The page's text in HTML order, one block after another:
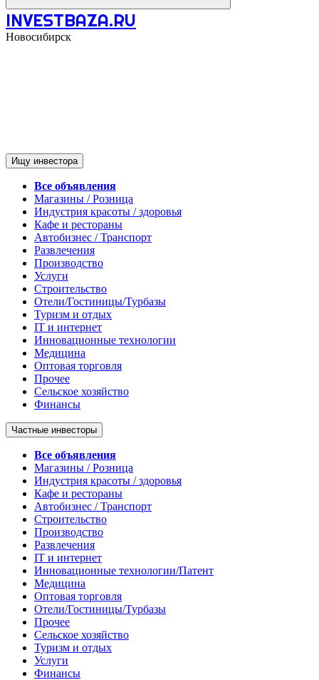
INVESTBAZA.RU
Новосибирск
Ищу инвестора
Все объявления
Магазины / Розница
Индустрия красоты / здоровья
Кафе и рестораны
Автобизнес / Транспорт
Развлечения
Производство
Услуги
Строительство
Отели/Гостиницы/Турбазы
Туризм и отдых
IT и интернет
Инновационные технологии
Медицина
Оптовая торговля
Прочее
Сельское хозяйство
Финансы
Частные инвесторы
Все объявления
Магазины / Розница
Индустрия красоты / здоровья
Кафе и рестораны
Автобизнес / Транспорт
Строительство
Производство
Развлечения
IT и интернет
Инновационные технологии/Патент
Медицина
Оптовая торговля
Отели/Гостиницы/Турбазы
Прочее
Сельское хозяйство
Туризм и отдых
Услуги
Финансы